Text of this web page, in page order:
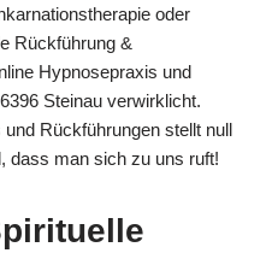
oder
Rückführung &
Hypnosepraxis und
Steinau verwirklicht.
Rückführungen stellt null
dass man sich zu uns ruft!